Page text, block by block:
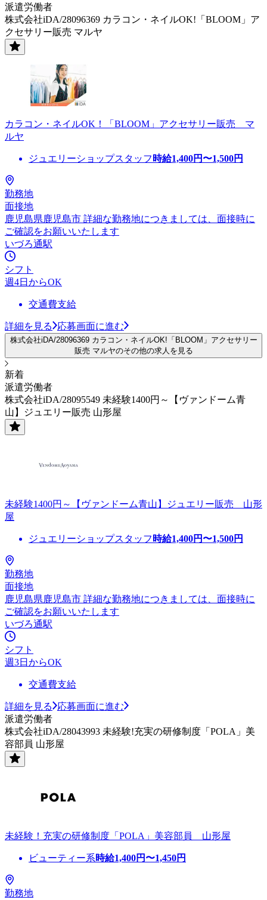
派遣労働者
株式会社iDA/28096369 カラコン・ネイルOK!「BLOOM」ア
クセサリー販売 マルヤ
カラコン・ネイルOK！「BLOOM」アクセサリー販売 マ
ルヤ
ジュエリーショップスタッフ 時給1,400円〜1,500円
勤務地
面接地
鹿児島県鹿児島市 詳細な勤務地につきましては、面接時に
ご確認をお願いいたします
いづろ通駅
シフト
週4日からOK
交通費支給
詳細を見る 応募画面に進む
株式会社iDA/28096369 カラコン・ネイルOK!「BLOOM」アクセサリー
販売 マルヤのその他の求人を見る
新着
派遣労働者
株式会社iDA/28095549 未経験1400円～【ヴァンドーム青
山】ジュエリー販売 山形屋
未経験1400円～【ヴァンドーム青山】ジュエリー販売 山形
屋
ジュエリーショップスタッフ 時給1,400円〜1,500円
勤務地
面接地
鹿児島県鹿児島市 詳細な勤務地につきましては、面接時に
ご確認をお願いいたします
いづろ通駅
シフト
週3日からOK
交通費支給
詳細を見る
応募画面に進む
派遣労働者
株式会社iDA/28043993 未経験!充実の研修制度「POLA」美
容部員 山形屋
未経験！充実の研修制度「POLA」美容部員 山形屋
ビューティー系時給1,400円〜1,450円
勤務地